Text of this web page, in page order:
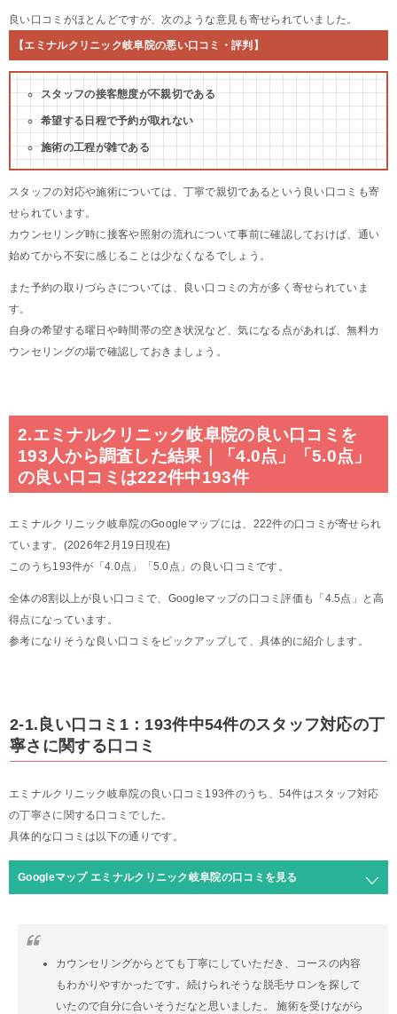
良い口コミがほとんどですが、次のような意見も寄せられていました。
【エミナルクリニック岐阜院の悪い口コミ・評判】
スタッフの接客態度が不親切である
希望する日程で予約が取れない
施術の工程が雑である
スタッフの対応や施術については、丁寧で親切であるという良い口コミも寄
せられています。
カウンセリング時に接客や照射の流れについて事前に確認しておけば、通い
始めてから不安に感じることは少なくなるでしょう。
また予約の取りづらさについては、良い口コミの方が多く寄せられていま
す。
自身の希望する曜日や時間帯の空き状況など、気になる点があれば、無料カ
ウンセリングの場で確認しておきましょう。
2.エミナルクリニック岐阜院の良い口コミを
193人から調査した結果｜「4.0点」「5.0点」
の良い口コミは222件中193件
エミナルクリニック岐阜院のGoogleマップには、222件の口コミが寄せられ
ています。(2026年2月19日現在)
このうち193件が「4.0点」「5.0点」の良い口コミです。
全体の8割以上が良い口コミで、Googleマップの口コミ評価も「4.5点」と高
得点になっています。
参考になりそうな良い口コミをピックアップして、具体的に紹介します。
2-1.良い口コミ1：193件中54件のスタッフ対応の丁
寧さに関する口コミ
エミナルクリニック岐阜院の良い口コミ193件のうち、54件はスタッフ対応
の丁寧さに関する口コミでした。
具体的な口コミは以下の通りです。
Googleマップ エミナルクリニック岐阜院の口コミを見る
カウンセリングからとても丁寧にしていただき、コースの内容
もわかりやすかったです。続けられそうな脱毛サロンを探して
いたので自分に合いそうだなと思いました。 施術を受けながら